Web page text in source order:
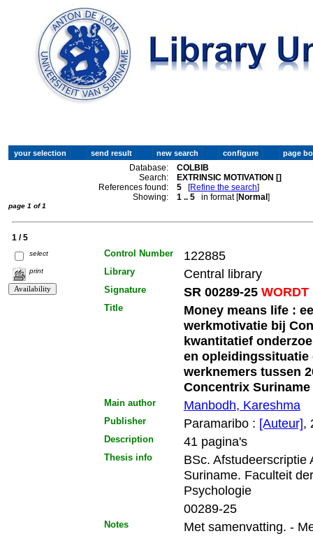
Database:
COLBIB
Search:
EXTRINSIC MOTIVATION []
References found:
5 [Refine the search]
Showing:
1 .. 5 in format [Normal]
page 1 of 1
1 / 5
select
print
Control Number 122885
Library Central library
Signature SR 00289-25WORDT
Title
Money means life :
werkmotivatie bij
kwantitatief
en opleidingssituatie
werknemers tussen
Concentrix Suriname
Main author Manbodh, Kareshma
Publisher Paramaribo : [Auteur],
Description 41 pagina's
Thesis info
BSc. Afstudeerscriptie
Suriname. Faculteit
Psychologie
00289-25
Notes Met samenvatting. -